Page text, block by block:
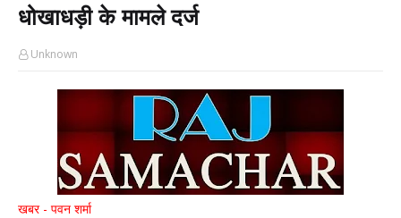
धोखाधड़ी के मामले दर्ज
Unknown
खबर - पवन शर्मा